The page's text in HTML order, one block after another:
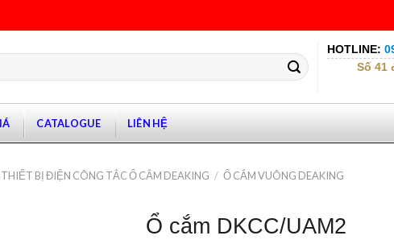
HOTLINE:
Số 41
CATALOGUE LIÊN HỆ
THIẾT BỊ ĐIỆN CÔNG TẮC Ổ CẮM DEAKING / Ổ CẮM VUÔNG DEAKING
Ổ cắm DKCC/UAM2